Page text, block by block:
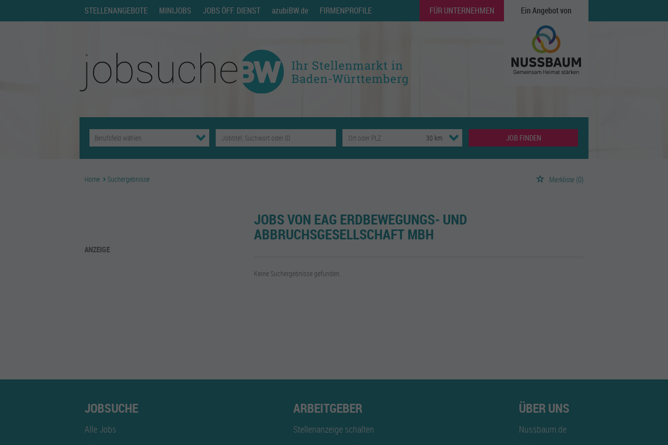
STELLENANGEBOTE MINIJOBS JOBS ÖFF. DIENST azubiBW.de FIRMENPROFILE FÜR UNTERNEHMEN Ein Angebot von
JOB FINDEN
Home Suchergebnisse Merkliste (0)
ANZEIGE
JOBS VON EAG ERDBEWEGUNGS- UND
ABBRUCHSGESELLSCHAFT MBH
Keine Suchergebnisse gefunden.
JOBSUCHE
Alle Jobs
ARBEITGEBER
Stellenanzeige schalten
ÜBER UNS
Nussbaum.de